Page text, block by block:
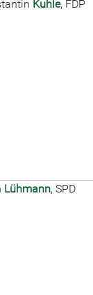
Kuhle, FDP
Lühmann, SPD